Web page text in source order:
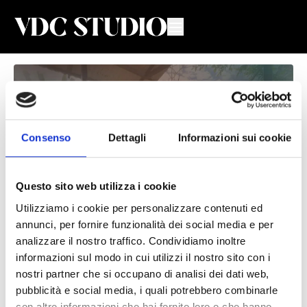
Consenso Dettagli Informazioni sui cookie
Questo sito web utilizza i cookie
Utilizziamo i cookie per personalizzare contenuti ed
annunci, per fornire funzionalità dei social media e per
analizzare il nostro traffico. Condividiamo inoltre
informazioni sul modo in cui utilizzi il nostro sito con i
nostri partner che si occupano di analisi dei dati web,
pubblicità e social media, i quali potrebbero combinarle
Drena e Sblocca #6
Valeria De Chiara
Lezione di drena e sblocca con Valeria